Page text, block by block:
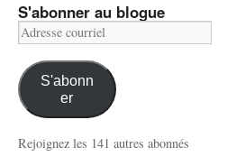
S'abonner au blogue
Adresse
courriel
S'abonn
er
Rejoignez les 141 autres abonnés